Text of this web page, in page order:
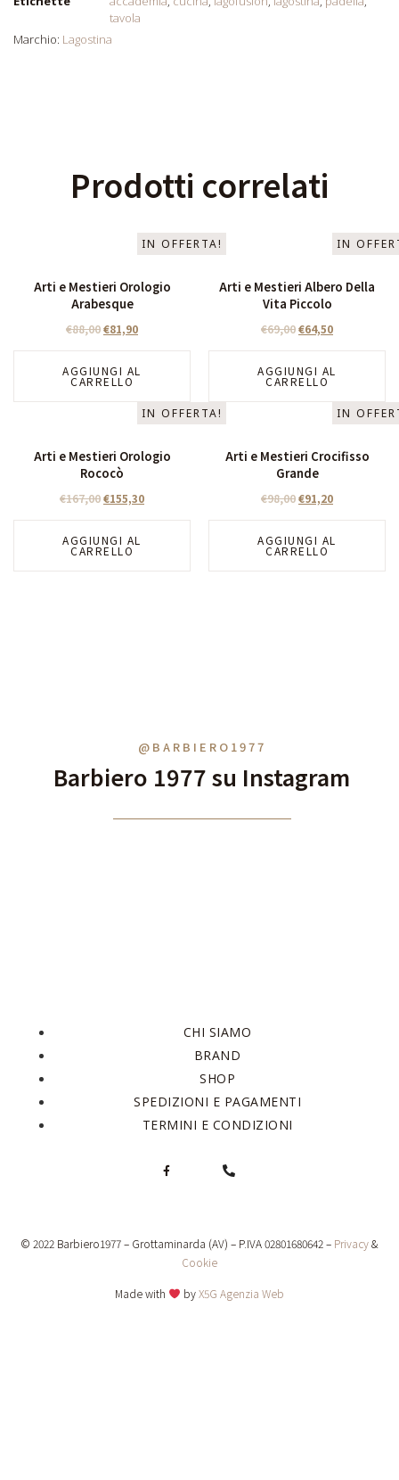
tavola
Marchio: Lagostina
Prodotti correlati
IN OFFERTA!
Arti e Mestieri Orologio
Arabesque
€88,00€81,90
AGGIUNGI AL
CARRELLO
IN
Arti e Mestieri Albero Della
Vita Piccolo
€69,00€64,50
AGGIUNGI AL
CARRELLO
IN OFFERTA!
Arti e Mestieri Orologio
Rococò
€167,00€155,30
AGGIUNGI AL
CARRELLO
IN
Arti e Mestieri Crocifisso
Grande
€98,00€91,20
AGGIUNGI AL
CARRELLO
@BARBIERO1977
Barbiero 1977 su Instagram
CHI SIAMO
BRAND
SHOP
SPEDIZIONI E PAGAMENTI
TERMINI E CONDIZIONI
© 2022 Barbiero1977 – Grottaminarda (AV) – P.IVA 02801680642 – Privacy&
Cookie
Made with byX5G Agenzia Web